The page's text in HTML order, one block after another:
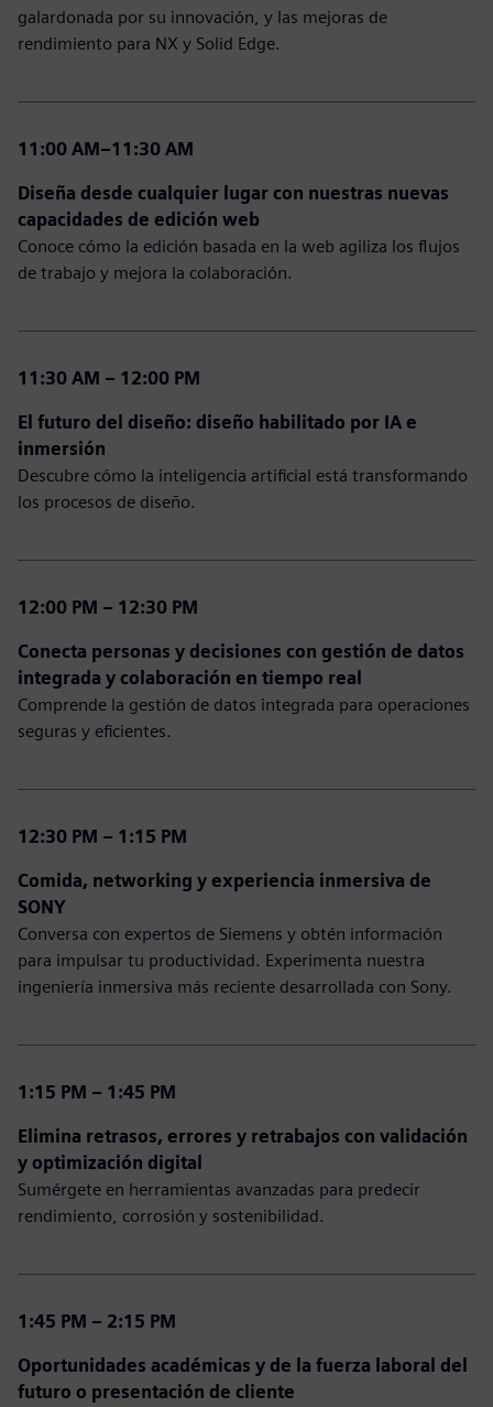
galardonada por su innovación, y las mejoras de
rendimiento para NX y Solid Edge.
11:00 AM–11:30 AM
Diseña desde cualquier lugar con nuestras nuevas
capacidades de edición web
Conoce cómo la edición basada en la web agiliza los flujos
de trabajo y mejora la colaboración.
11:30 AM – 12:00 PM
El futuro del diseño: diseño habilitado por IA e
inmersión
Descubre cómo la inteligencia artificial está transformando
los procesos de diseño.
12:00 PM – 12:30 PM
Conecta personas y decisiones con gestión de datos
integrada y colaboración en tiempo real
Comprende la gestión de datos integrada para operaciones
seguras y eficientes.
12:30 PM – 1:15 PM
Comida, networking y experiencia inmersiva de
SONY
Conversa con expertos de Siemens y obtén información
para impulsar tu productividad. Experimenta nuestra
ingeniería inmersiva más reciente desarrollada con Sony.
1:15 PM – 1:45 PM
Elimina retrasos, errores y retrabajos con validación
y optimización digital
Sumérgete en herramientas avanzadas para predecir
rendimiento, corrosión y sostenibilidad.
1:45 PM – 2:15 PM
Oportunidades académicas y de la fuerza laboral del
futuro o presentación de cliente